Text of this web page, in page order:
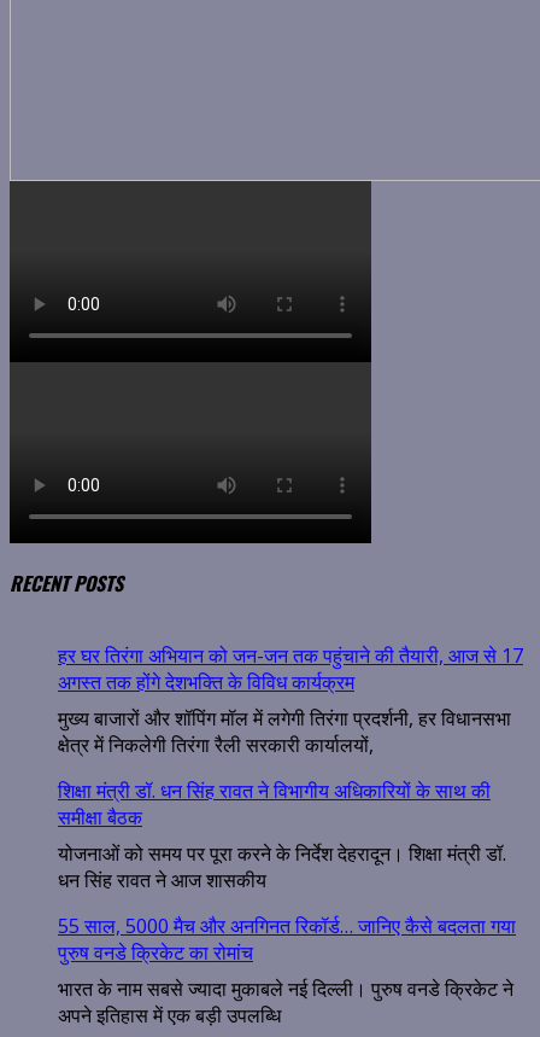
RECENT POSTS
हर घर तिरंगा अभियान को जन-जन तक पहुंचाने की तैयारी, आज से 17
अगस्त तक होंगे देशभक्ति के विविध कार्यक्रम
मुख्य बाजारों और शॉपिंग मॉल में लगेगी तिरंगा प्रदर्शनी, हर विधानसभा
क्षेत्र में निकलेगी तिरंगा रैली सरकारी कार्यालयों,
शिक्षा मंत्री डॉ. धन सिंह रावत ने विभागीय अधिकारियों के साथ की
समीक्षा बैठक
योजनाओं को समय पर पूरा करने के निर्देश देहरादून। शिक्षा मंत्री डॉ.
धन सिंह रावत ने आज शासकीय
55 साल, 5000 मैच और अनगिनत रिकॉर्ड… जानिए कैसे बदलता गया
पुरुष वनडे क्रिकेट का रोमांच
भारत के नाम सबसे ज्यादा मुकाबले नई दिल्ली। पुरुष वनडे क्रिकेट ने
अपने इतिहास में एक बड़ी उपलब्धि